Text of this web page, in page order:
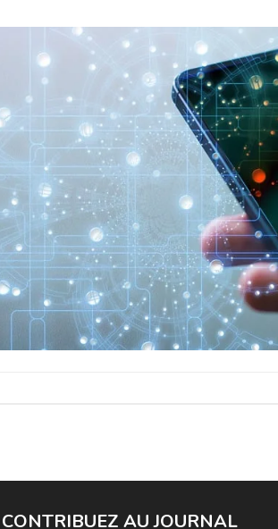
CONTRIBUEZ AU JOURNAL